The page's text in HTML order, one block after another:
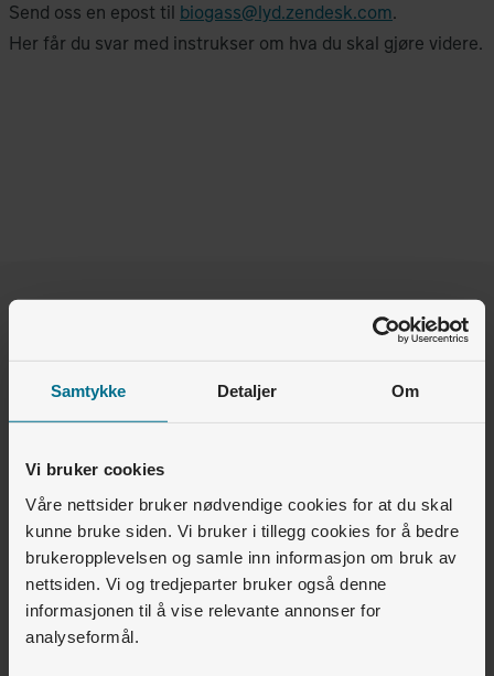
Samtykke Detaljer Om
Vi bruker cookies
Våre nettsider bruker nødvendige cookies for at du skal
kunne bruke siden. Vi bruker i tillegg cookies for å bedre
brukeropplevelsen og samle inn informasjon om bruk av
nettsiden. Vi og tredjeparter bruker også denne
informasjonen til å vise relevante annonser for
analyseformål.
Send oss en epost til biogass@lyd.zendesk.com.
Her får du svar med instrukser om hva du skal gjøre videre.
Var denne artikkelen nyttig for deg?
Relaterte artikler
Fjernvarme, kjøling og gass • Fjernvarme
Hvordan påvirkes prisen jeg betaler for varme av at
strømprisene beveger seg time for time?